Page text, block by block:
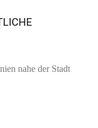
nahe der Stadt